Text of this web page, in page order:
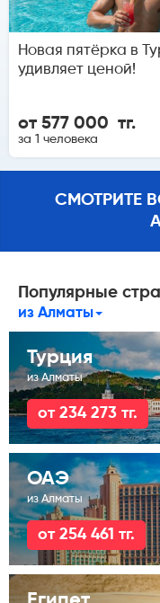
Новая пятёрка в
удивляет ценой!
от 577 000 тг.
за 1 человека
СМОТРИТЕ
Популярные
из Алматы
Турция
из Алматы
от 234 273 тг.
ОАЭ
из Алматы
от 254 461 тг.